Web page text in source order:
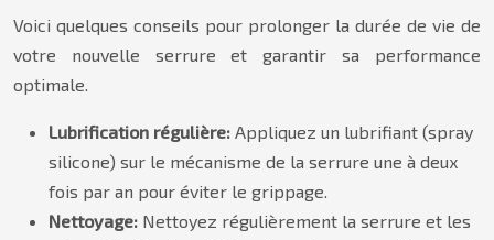
Voici quelques conseils pour prolonger la durée de vie de
votre nouvelle serrure et garantir sa performance
optimale.
Lubrification régulière: Appliquez un lubrifiant (spray
silicone) sur le mécanisme de la serrure une à deux
fois par an pour éviter le grippage.
Nettoyage: Nettoyez régulièrement la serrure et les